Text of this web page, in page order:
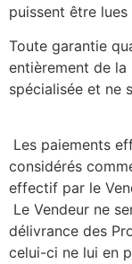
puissent être
Toute garantie
entièrement de
spécialisée et ne
Les paiements
considérés
effectif par le
Le Vendeur ne
délivrance des
celui-ci ne lui en